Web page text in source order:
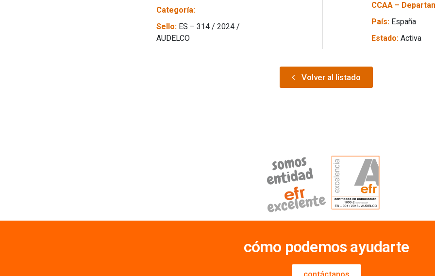
Categoría:
Sello: ES – 314 / 2024 /
AUDELCO
CCAA –
País: España
Estado: Activa
Volver al listado
cómo podemos ayudarte